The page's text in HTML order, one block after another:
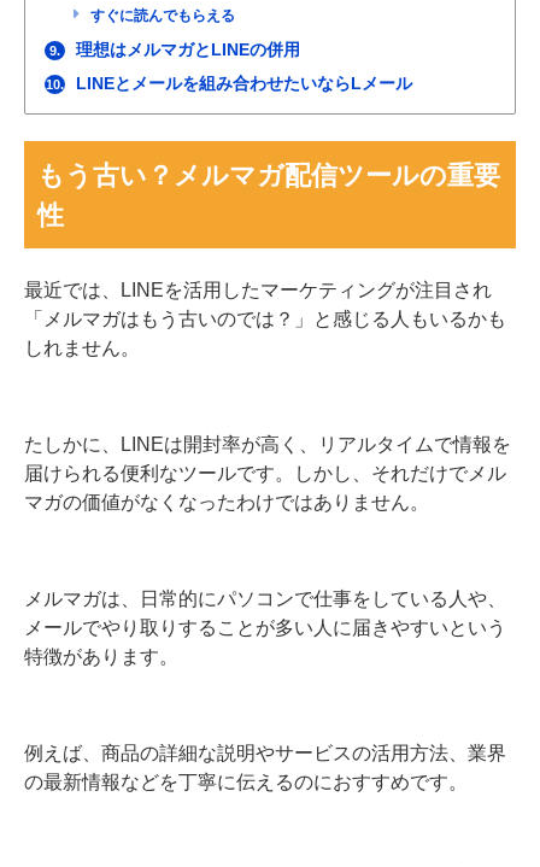
すぐに読んでもらえる
9. 理想はメルマガとLINEの併用
10. LINEとメールを組み合わせたいならLメール
もう古い？メルマガ配信ツールの重要
性
最近では、LINEを活用したマーケティングが注目され
「メルマガはもう古いのでは？」と感じる人もいるかも
しれません。
たしかに、LINEは開封率が高く、リアルタイムで情報を
届けられる便利なツールです。しかし、それだけでメル
マガの価値がなくなったわけではありません。
メルマガは、日常的にパソコンで仕事をしている人や、
メールでやり取りすることが多い人に届きやすいという
特徴があります。
例えば、商品の詳細な説明やサービスの活用方法、業界
の最新情報などを丁寧に伝えるのにおすすめです。